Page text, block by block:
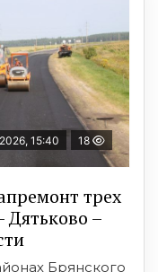
15:40 18
трех
Дятьково –
Брянского